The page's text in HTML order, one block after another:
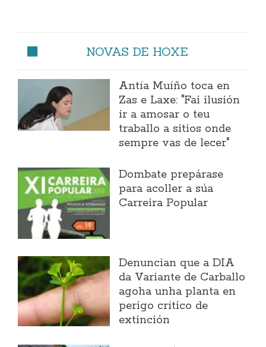
NOVAS DE HOXE
Antía Muíño toca en
Zas e Laxe: "Fai ilusión
ir a amosar o teu
traballo a sitios onde
sempre vas de lecer"
Dombate prepárase
para acoller a súa
Carreira Popular
Denuncian que a DIA
da Variante de Carballo
agoha unha planta en
perigo crítico de
extinción